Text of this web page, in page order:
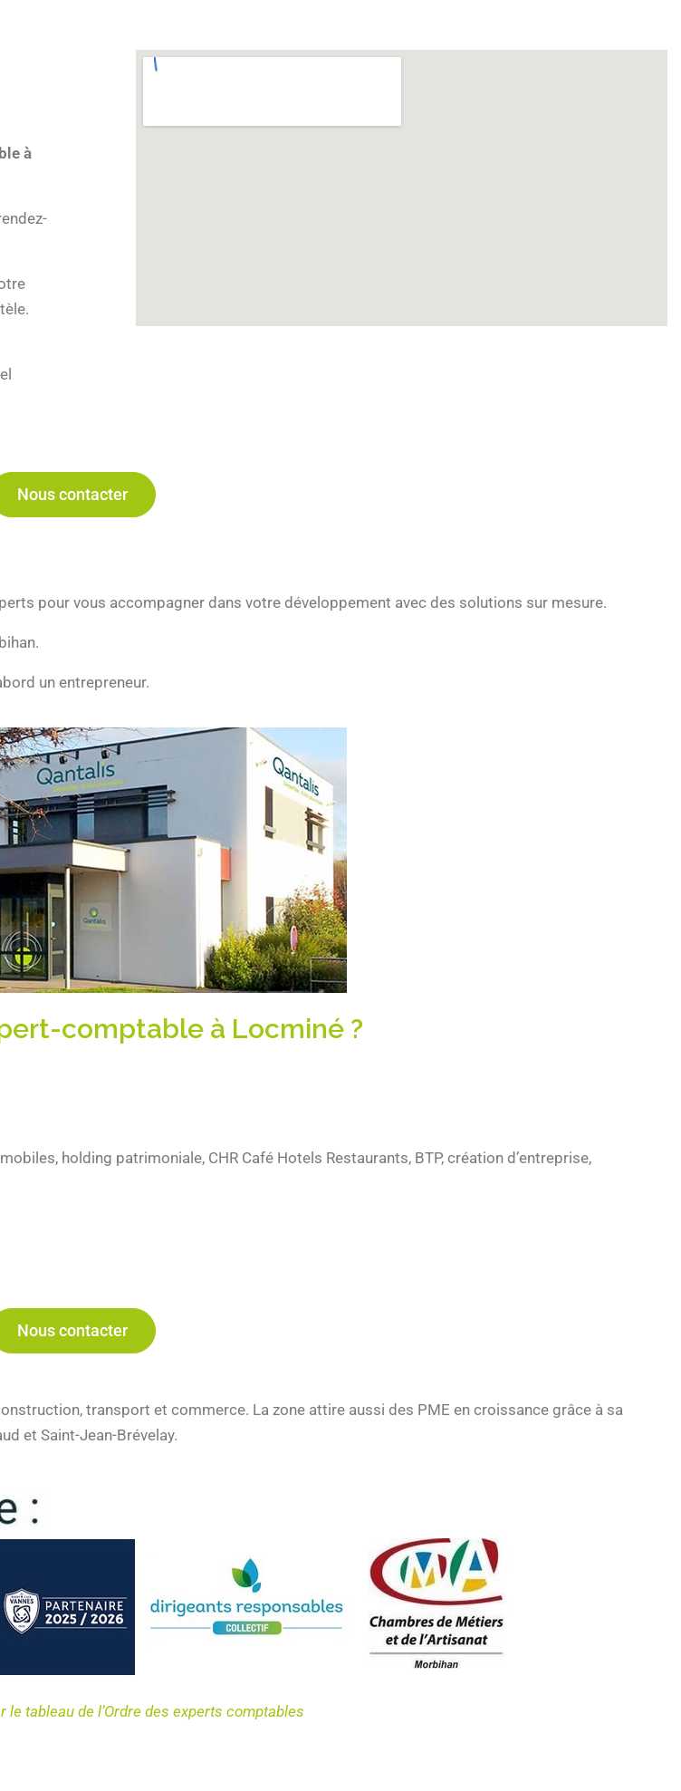
à
Nous contacter
pour vous accompagner dans votre développement avec des solutions sur mesure.
un entrepreneur.
comptable à Locminé ?
holding patrimoniale, CHR Café Hotels Restaurants, BTP, création d’entreprise,
Nous contacter
transport et commerce. La zone attire aussi des PME en croissance grâce à sa
et Saint-Jean-Brévelay.
le tableau de l’Ordre des experts comptables